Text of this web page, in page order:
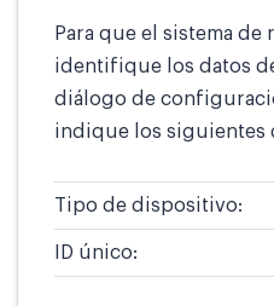
Para que el sistema de
identifique los datos
diálogo de
indique los siguientes
Tipo de dispositivo:
ID único: